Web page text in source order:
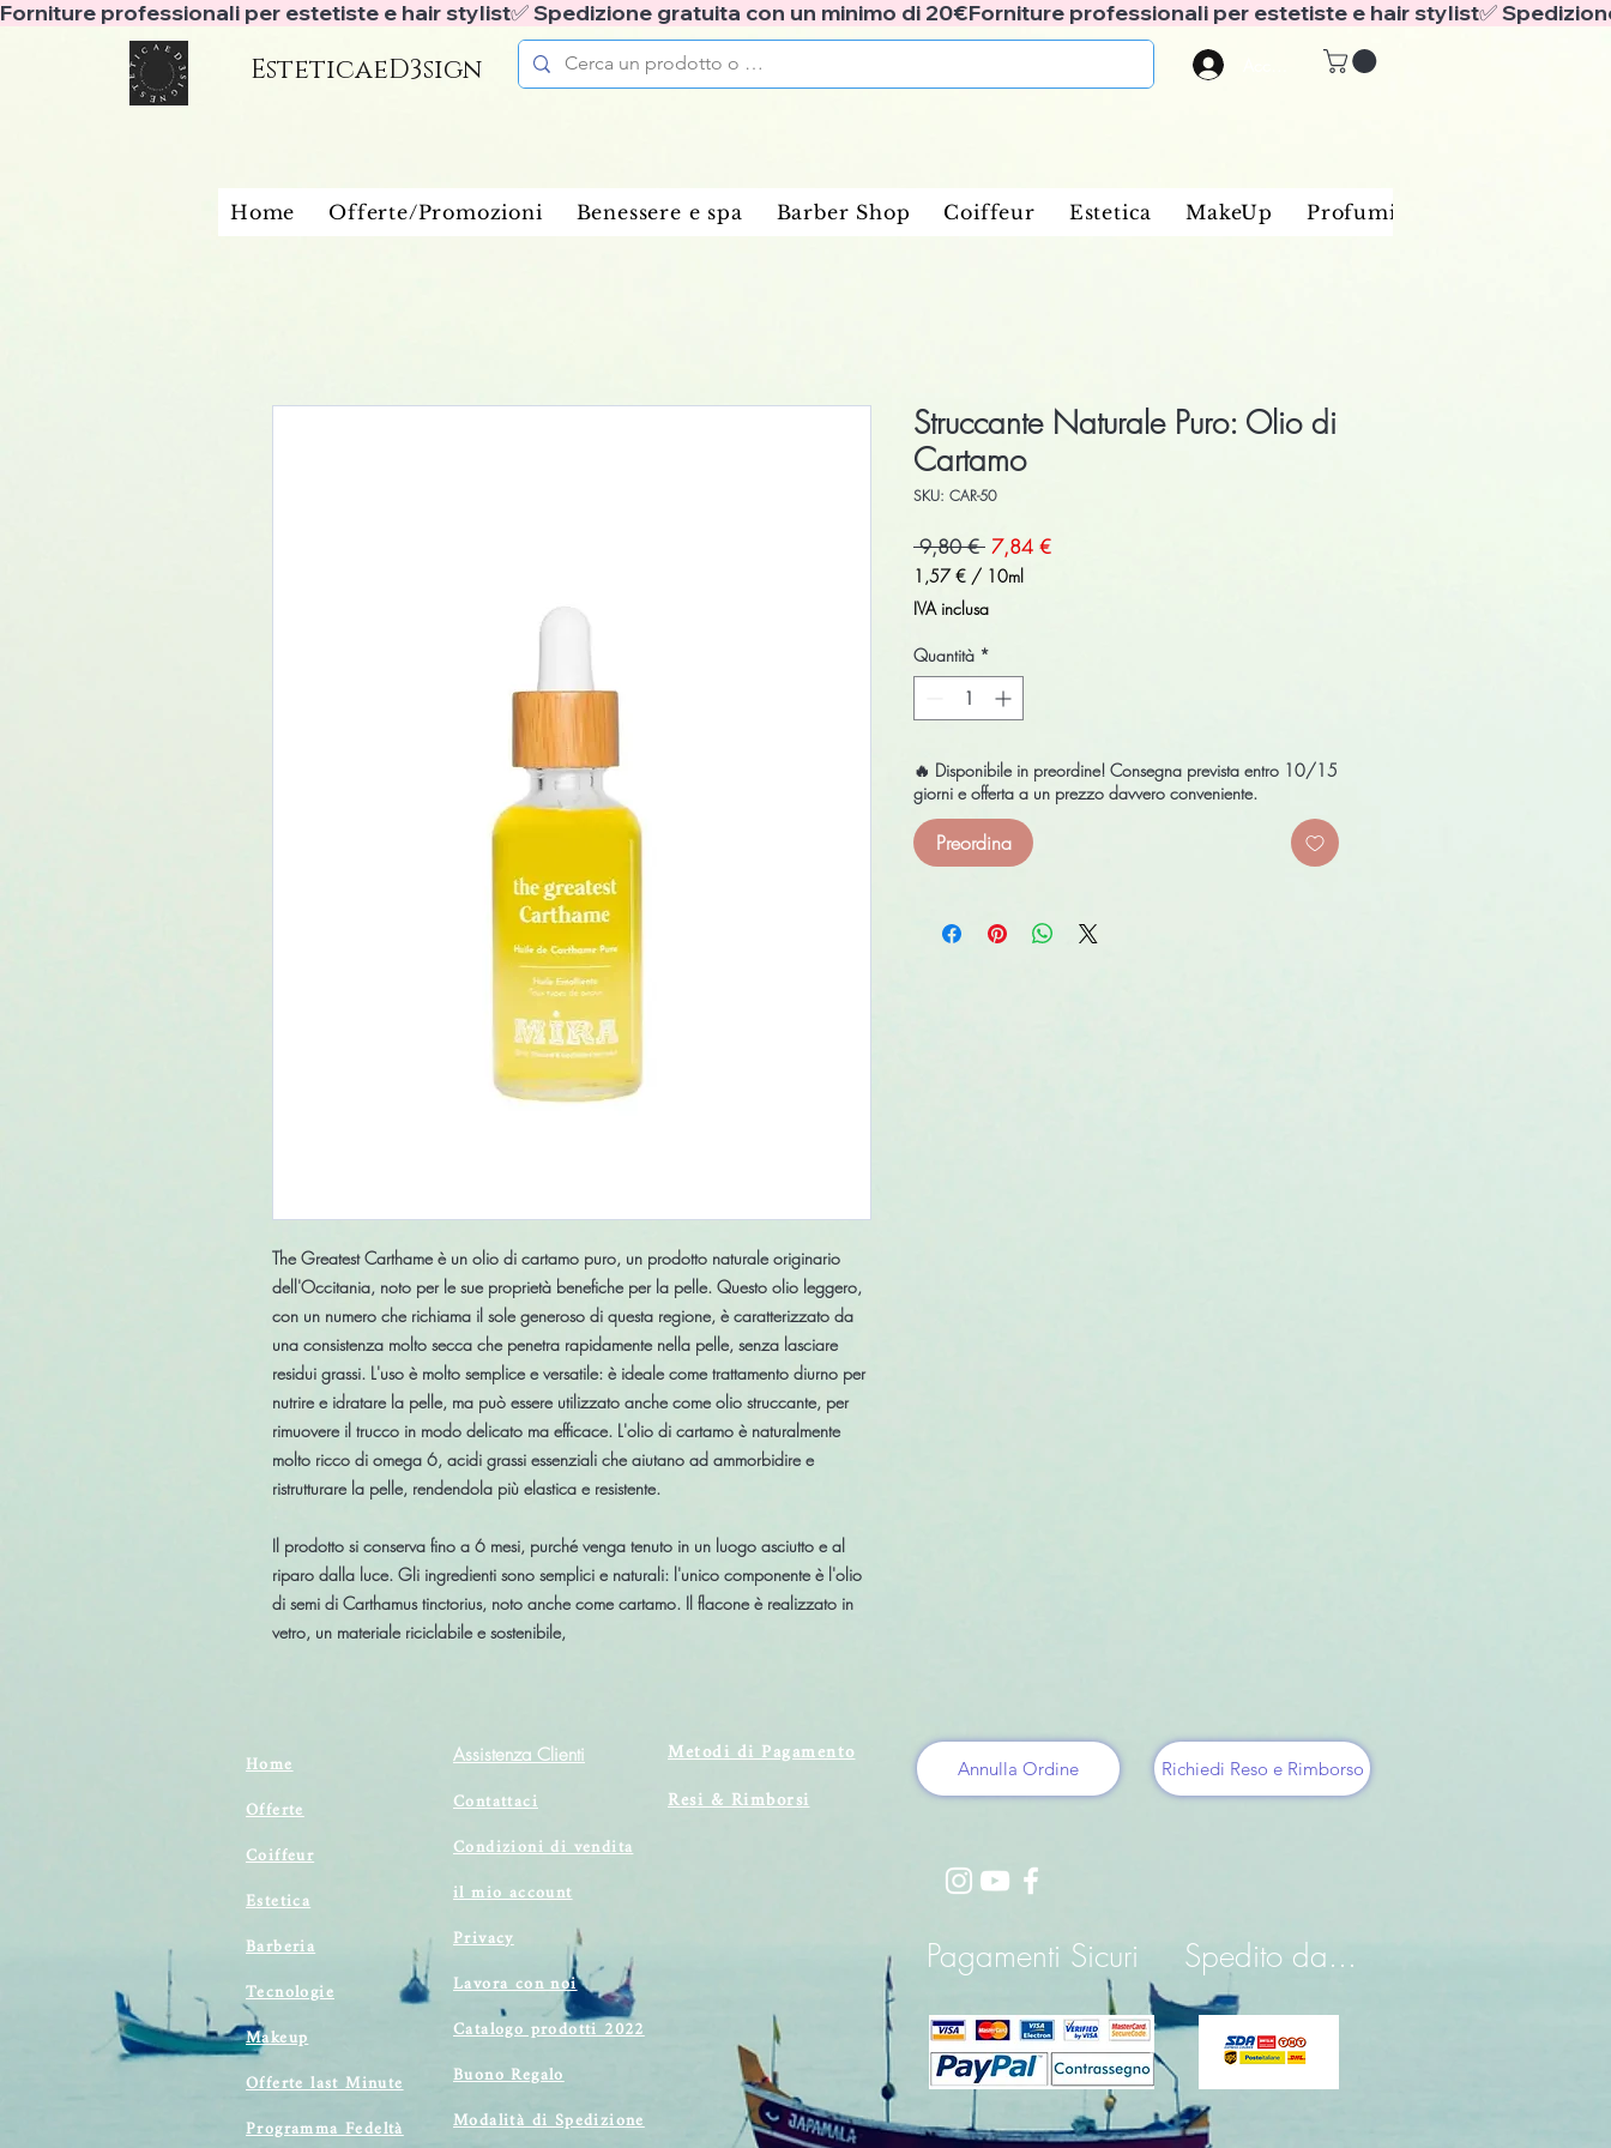
Forniture professionali per estetiste e hair stylist✅ Spedizione gratuita con un minimo di 20€
EsteticaeD3sign
Home Offerte/Promozioni Benessere e spa Barber Shop Coiffeur Estetica MakeUp Profumi
The Greatest Carthame è un olio di cartamo puro, un prodotto naturale originario
dell'Occitania, noto per le sue proprietà benefiche per la pelle. Questo olio leggero,
con un numero che richiama il sole generoso di questa regione, è caratterizzato da
una consistenza molto secca che penetra rapidamente nella pelle, senza lasciare
residui grassi. L'uso è molto semplice e versatile: è ideale come trattamento diurno per
nutrire e idratare la pelle, ma può essere utilizzato anche come olio struccante, per
rimuovere il trucco in modo delicato ma efficace. L'olio di cartamo è naturalmente
molto ricco di omega 6, acidi grassi essenziali che aiutano ad ammorbidire e
ristrutturare la pelle, rendendola più elastica e resistente.
Il prodotto si conserva fino a 6 mesi, purché venga tenuto in un luogo asciutto e al
riparo dalla luce. Gli ingredienti sono semplici e naturali: l'unico componente è l'olio
di semi di Carthamus tinctorius, noto anche come cartamo. Il flacone è realizzato in
vetro, un materiale riciclabile e sostenibile,
Struccante Naturale Puro: Olio di
Cartamo
SKU: CAR-50
9,80 € Prezzo
regolare
7,84 €Prezzo
1,57 € / 10ml
1,57 €
ogni
10
Millilitri
IVA inclusa
Quantità *
🔥 Disponibile in preordine! Consegna prevista entro 10/15
giorni e offerta a un prezzo davvero conveniente.
Preordina
Home
Offerte
Coiffeur
Estetica
Barberia
Tecnologie
Makeup
Offerte last Minute
Programma Fedeltà
Assistenza Clienti
Contattaci
Condizioni di vendita
il mio account
Privacy
Lavora con noi
Catalogo prodotti 2022
Buono Regalo
Modalità di Spedizione
Metodi di Pagamento
Resi & Rimborsi
Annulla Ordine Richiedi Reso e Rimborso
Pagamenti Sicuri Spedito da...